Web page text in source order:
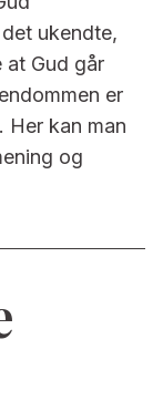
ukendte,
at Gud går
er
kan man
og